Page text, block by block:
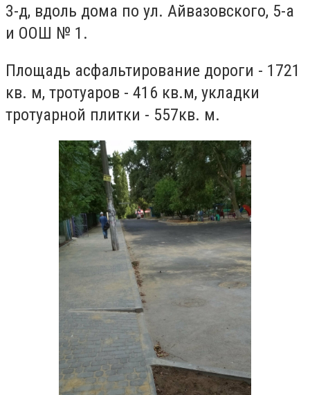
3-д, вдоль дома по ул. Айвазовского, 5-а
и ООШ № 1.
Площадь асфальтирование дороги - 1721
кв. м, тротуаров - 416 кв.м, укладки
тротуарной плитки - 557кв. м.